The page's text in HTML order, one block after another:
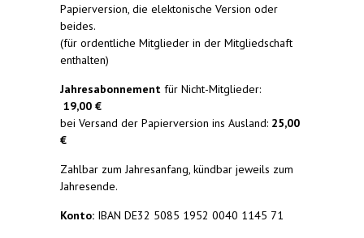
Papierversion, die elektonische Version oder
beides.
(für ordentliche Mitglieder in der Mitgliedschaft
enthalten)
Jahresabonnement für Nicht-Mitglieder:
19,00 €
bei Versand der Papierversion ins Ausland: 25,00
€
Zahlbar zum Jahresanfang, kündbar jeweils zum
Jahresende.
Konto: IBAN DE32 5085 1952 0040 1145 71